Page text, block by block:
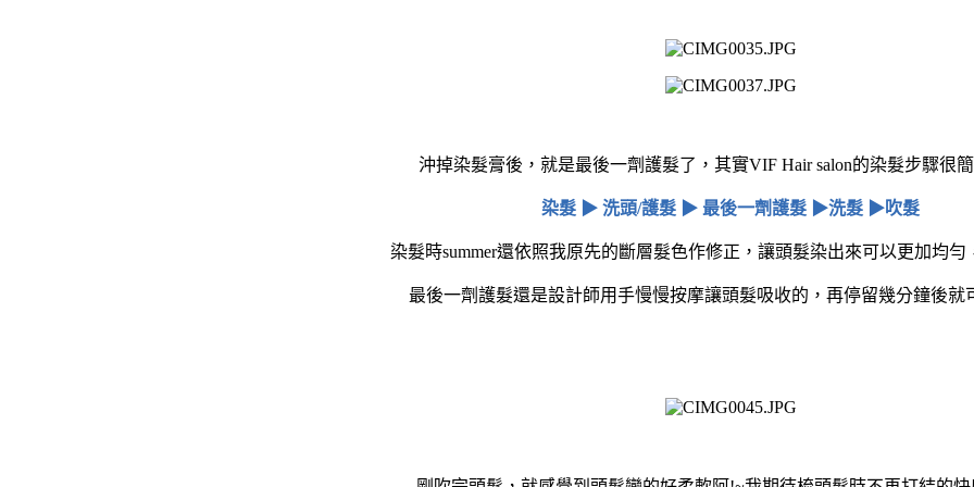
沖掉染髮膏後，就是最後一劑護髮了，其實VIF Hair salon的染髮步驟很
染髮 ▶ 洗頭/護髮 ▶ 最後一劑護髮 ▶洗髮 ▶吹髮
染髮時summer還依照我原先的斷層髮色作修正，讓頭髮染出來可以更加均勻
最後一劑護髮還是設計師用手慢慢按摩讓頭髮吸收的，再停留幾分鐘後就